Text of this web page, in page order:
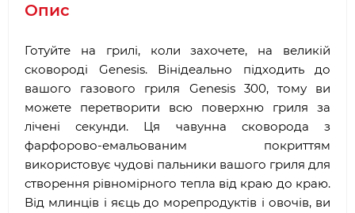
Опис
Готуйте на грилі, коли захочете, на великій
сковороді Genesis. Вінідеально підходить до
вашого газового гриля Genesis 300, тому ви
можете перетворити всю поверхню гриля за
лічені секунди. Ця чавунна сковорода з
фарфорово-емальованим покриттям
використовує чудові пальники вашого гриля для
створення рівномірного тепла від краю до краю.
Від млинців і яєць до морепродуктів і овочів, ви